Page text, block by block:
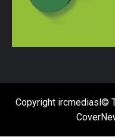
Copyright ircmediasl©